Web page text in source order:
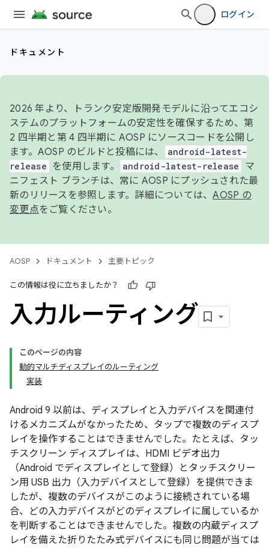
ログイン
ドキュメント
2026 年より、トランク安定版開発モデルに沿ってエコシ
ステムのプラットフォームの安定性を確保するため、第
2 四半期と第 4 四半期に AOSP にソースコードを公開し
ます。AOSP のビルドと投稿には、
android-latest-
release
を使用します。 android-latest-release
マ
ニフェスト ブランチは、常に AOSP にプッシュされた最
新のリリースを参照します。詳細については、AOSP の
変更点をご覧ください。
AOSP ドキュメント 主要トピック
この情報は役に立ちましたか？
入力ルーティング
このページの内容
動的マルチディスプレイのルーティング
実装
Android 9 以前は、ディスプレイと入力デバイスを関連付
けるメカニズムがなかったため、タップで複数のディスプ
レイを操作することはできませんでした。たとえば、タッ
チスクリーン ディスプレイは、HDMI ビデオ出力
（Android でディスプレイとして登録）とタッチスクリー
ン用 USB 出力（入力デバイスとして登録）を提供できま
したが、複数のデバイスがこのように接続されている場
合、どの入力デバイスがどのディスプレイに属しているか
を判断することはできませんでした。複数の内蔵ディスプ
レイを備えた折りたたみ式デバイスにも同じ問題が当ては